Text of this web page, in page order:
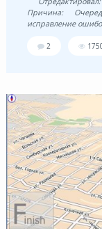
Причина:
исправление
2